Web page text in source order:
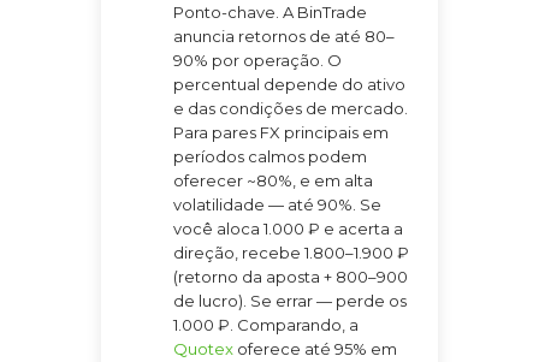
Ponto-chave. A BinTrade
anuncia retornos de até 80–
90% por operação. O
percentual depende do ativo
e das condições de mercado.
Para pares FX principais em
períodos calmos podem
oferecer ~80%, e em alta
volatilidade — até 90%. Se
você aloca 1.000 ₽ e acerta a
direção, recebe 1.800–1.900 ₽
(retorno da aposta + 800–900
de lucro). Se errar — perde os
1.000 ₽. Comparando, a
Quotex oferece até 95% em